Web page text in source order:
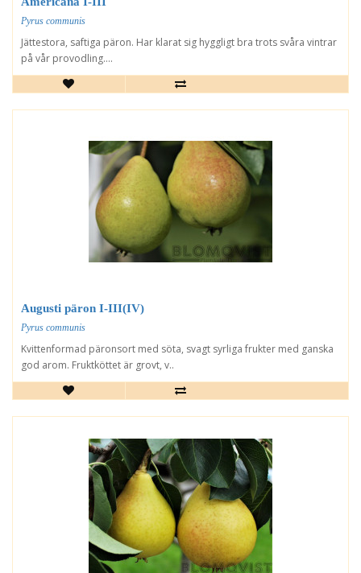
Pyrus communis
Jättestora, saftiga päron. Har klarat sig hyggligt bra trots svåra vintrar
på vår provodling....
Augusti päron I-III(IV)
Pyrus communis
Kvittenformad päronsort med söta, svagt syrliga frukter med ganska
god arom. Fruktköttet är grovt, v..